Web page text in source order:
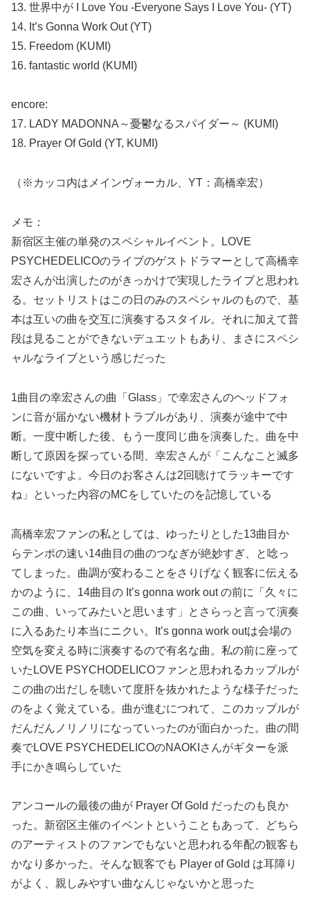
13. 世界中が I Love You -Everyone Says I Love You- (YT)
14. It’s Gonna Work Out (YT)
15. Freedom (KUMI)
16. fantastic world (KUMI)
encore:
17. LADY MADONNA～憂鬱なるスパイダー～ (KUMI)
18. Prayer Of Gold (YT, KUMI)
（※カッコ内はメインヴォーカル、YT：高橋幸宏）
メモ：
新宿区主催の単発のスペシャルイベント。LOVE
PSYCHEDELICOのライブのゲストドラマーとして高橋幸
宏さんが出演したのがきっかけで実現したライブと思われ
る。セットリストはこの日のみのスペシャルのもので、基
本は互いの曲を交互に演奏するスタイル。それに加えて普
段は見ることができないデュエットもあり、まさにスペシ
ャルなライブという感じだった
1曲目の幸宏さんの曲「Glass」で幸宏さんのヘッドフォ
ンに音が届かない機材トラブルがあり、演奏が途中で中
断。一度中断した後、もう一度同じ曲を演奏した。曲を中
断して原因を探っている間、幸宏さんが「こんなこと滅多
にないですよ。今日のお客さんは2回聴けてラッキーです
ね」といった内容のMCをしていたのを記憶している
高橋幸宏ファンの私としては、ゆったりとした13曲目か
らテンポの速い14曲目の曲のつなぎが絶妙すぎ、と唸っ
てしまった。曲調が変わることをさりげなく観客に伝える
かのように、14曲目の It’s gonna work out の前に「久々に
この曲、いってみたいと思います」とさらっと言って演奏
に入るあたり本当にニクい。It’s gonna work outは会場の
空気を変える時に演奏するので有名な曲。私の前に座って
いたLOVE PSYCHODELICOファンと思われるカップルが
この曲の出だしを聴いて度肝を抜かれたような様子だった
のをよく覚えている。曲が進むにつれて、このカップルが
だんだんノリノリになっていったのが面白かった。曲の間
奏でLOVE PSYCHEDELICOのNAOKIさんがギターを派
手にかき鳴らしていた
アンコールの最後の曲が Prayer Of Gold だったのも良か
った。新宿区主催のイベントということもあって、どちら
のアーティストのファンでもないと思われる年配の観客も
かなり多かった。そんな観客でも Player of Gold は耳障り
がよく、親しみやすい曲なんじゃないかと思った